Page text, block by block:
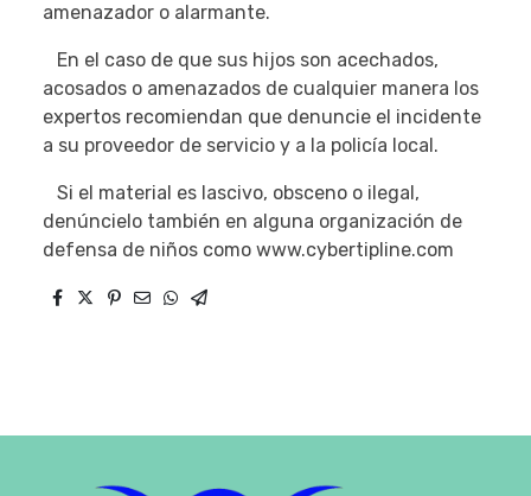
amenazador o alarmante.
En el caso de que sus hijos son acechados,
acosados o amenazados de cualquier manera los
expertos recomiendan que denuncie el incidente
a su proveedor de servicio y a la policía local.
Si el material es lascivo, obsceno o ilegal,
denúncielo también en alguna organización de
defensa de niños como www.cybertipline.com